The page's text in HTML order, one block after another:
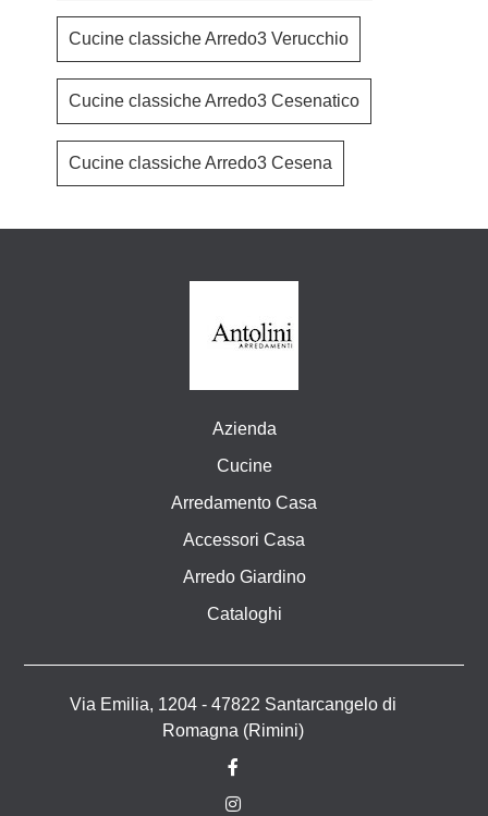
Cucine classiche Arredo3 Verucchio
Cucine classiche Arredo3 Cesenatico
Cucine classiche Arredo3 Cesena
Azienda
Cucine
Arredamento Casa
Accessori Casa
Arredo Giardino
Cataloghi
Via Emilia, 1204 - 47822 Santarcangelo di
Romagna (Rimini)